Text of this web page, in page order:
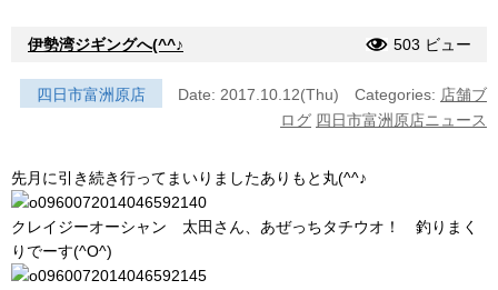
伊勢湾ジギングへ(^^♪ 503 ビュー
四日市富洲原店 Date: 2017.10.12(Thu) Categories: 店舗ブ
ログ 四日市富洲原店ニュース
先月に引き続き行ってまいりましたありもと丸(^^♪
クレイジーオーシャン 太田さん、あぜっちタチウオ！ 釣りまく
りでーす(^O^)